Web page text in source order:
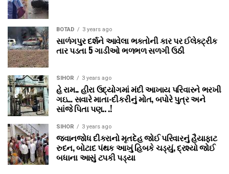
BOTAD 3 years ago
સાળંગપુર દર્શને આવેલા ભક્તોની કાર પર ઈલેક્ટ્રીક
તાર પડતા 5 ગાડીઓ ભળભળ સળગી ઉઠી
SIHOR 3 years ago
હે રામ.. હીરા ઉદ્યોગમાં મંદી આખાય પરિવારને ભરખી
ગઇ… સવારે માતા-દીકરીનું મોત, બપોરે પુત્ર અને
સાંજે પિતા પણ.. .!
SIHOR 3 years ago
જવાનજોધ દીકરાનો મૃતદેહ જોઈ પરિવારનું હૈયાફાટ
રુદન, બોટાદ પંથક આખું હિબકે ચડ્યું, દ્રશ્યો જોઈ
બધાના આસું ટપકી પડ્યા